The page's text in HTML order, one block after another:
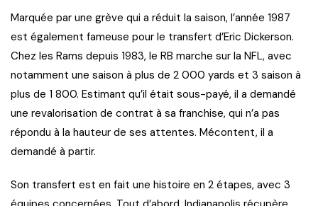
Marquée par une grève qui a réduit la saison, l’année 1987
est également fameuse pour le transfert d’Eric Dickerson.
Chez les Rams depuis 1983, le RB marche sur la NFL, avec
notamment une saison à plus de 2 000 yards et 3 saison à
plus de 1 800. Estimant qu’il était sous-payé, il a demandé
une revalorisation de contrat à sa franchise, qui n’a pas
répondu à la hauteur de ses attentes. Mécontent, il a
demandé à partir.
Son transfert est en fait une histoire en 2 étapes, avec 3